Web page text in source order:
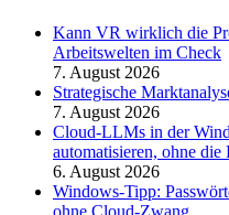
Kann VR wirklich die
Arbeitswelten im Check
7. August 2026
Strategische
7. August 2026
Cloud-LLMs in der
automatisieren, ohne die
6. August 2026
Windows-Tipp:
ohne Cloud-Zwang